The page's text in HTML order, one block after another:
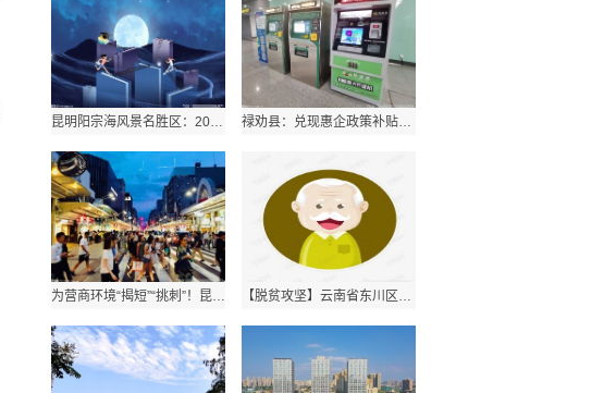
昆明阳宗海风景名胜区：2022年三季度招商引资项目集中签约 禄劝县：兑现惠企政策补贴助力项目建设跑出“加速度”
为营商环境“揭短”“挑刺”！昆明市聘任20名环境监督员 【脱贫攻坚】云南省东川区持续巩固经济发展稳中向好